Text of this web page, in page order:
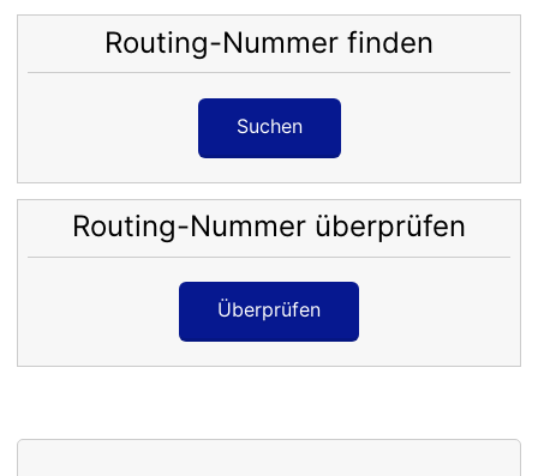
Routing-Nummer finden
Suchen
Routing-Nummer überprüfen
Überprüfen